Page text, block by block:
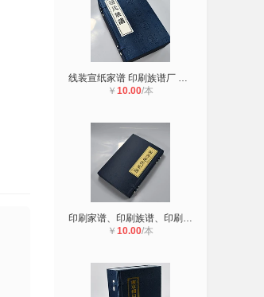
线装宣纸家谱 印刷族谱厂 印刷族谱
￥ 10.00/本
印刷家谱、印刷族谱、印刷宣纸家谱、
￥ 10.00/本